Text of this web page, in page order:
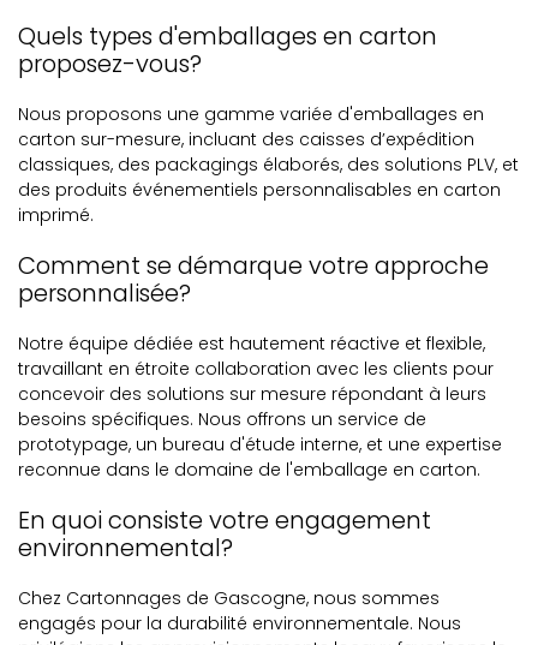
Quels types d'emballages en carton
proposez-vous?
Nous proposons une gamme variée d'emballages en
carton sur-mesure, incluant des caisses d’expédition
classiques, des packagings élaborés, des solutions PLV, et
des produits événementiels personnalisables en carton
imprimé.
Comment se démarque votre approche
personnalisée?
Notre équipe dédiée est hautement réactive et flexible,
travaillant en étroite collaboration avec les clients pour
concevoir des solutions sur mesure répondant à leurs
besoins spécifiques. Nous offrons un service de
prototypage, un bureau d'étude interne, et une expertise
reconnue dans le domaine de l'emballage en carton.
En quoi consiste votre engagement
environnemental?
Chez Cartonnages de Gascogne, nous sommes
engagés pour la durabilité environnementale. Nous